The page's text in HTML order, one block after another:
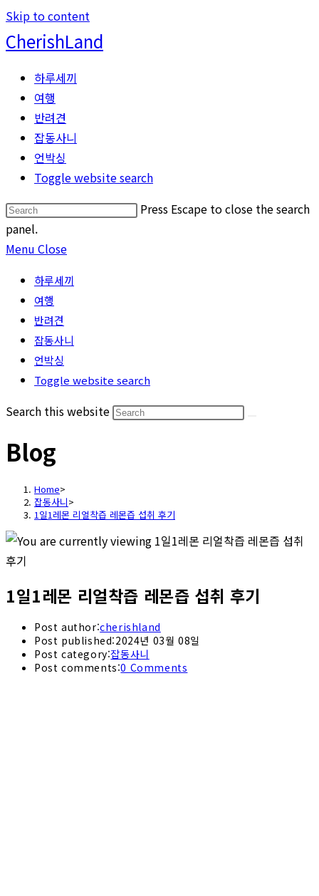
Skip to content
CherishLand
하루세끼
여행
반려견
잡동사니
언박싱
Toggle website search
Press Escape to close the search
panel.
Menu Close
하루세끼
여행
반려견
잡동사니
언박싱
Toggle website search
Search this website
Blog
Home>
잡동사니>
1일1레몬 리얼착즙 레몬즙 섭취 후기
1일1레몬 리얼착즙 레몬즙 섭취 후기
Post author:cherishland
Post published:2024년 03월 08일
Post category:잡동사니
Post comments:0 Comments